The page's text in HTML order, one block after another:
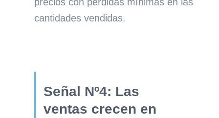
cantidades vendidas.
Señal Nº4: Las
ventas crecen en